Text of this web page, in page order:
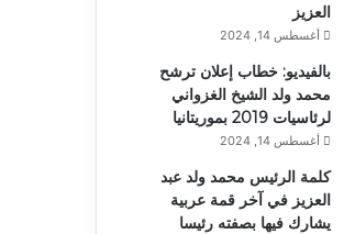
العزيز
أغسطس 14, 2024
بالفيديو: خطاب إعلان ترشح
محمد ولد الشيخ الغزواني
لرئاسيات 2019 بموريتانيا
أغسطس 14, 2024
كلمة الرئيس محمد ولد عبد
العزيز في آخر قمة عربية
يشارك فيها بصفته رئيسا